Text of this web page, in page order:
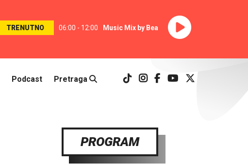
TRENUTNO 06:00 - 12:00 Music Mix by Bea
Podcast Pretraga
PROGRAM